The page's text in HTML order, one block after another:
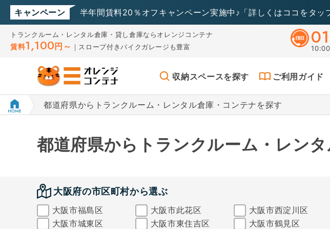
キャンペーン 半年間賃料20％オフキャンペーン実施中♪「詳しくはココをタッ
トランクルーム・レンタル倉庫・貸し倉庫ならオレンジコンテナ
賃料1,100 円～ ｜スロープ付きバイクガレージも豊富
収納スペースを探す ご利用ガイド
都道府県からトランクルーム・レンタル倉庫・コンテナを探す
都道府県からトランクルーム・レン
大阪府の市区町村から選ぶ
大阪市福島区 大阪市此花区 大阪市西淀川区
大阪市城東区
大阪市東住吉区 大阪市鶴見区